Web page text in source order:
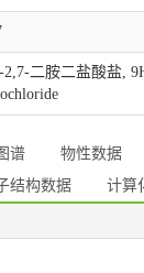
二胺二盐酸盐,
谱 物性数据
结构数据 计算